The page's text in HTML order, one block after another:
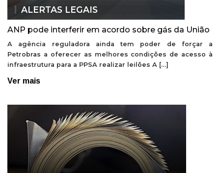
ALERTAS LEGAIS
ANP pode interferir em acordo sobre gás da União
A agência reguladora ainda tem poder de forçar a
Petrobras a oferecer as melhores condições de acesso à
infraestrutura para a PPSA realizar leilões A […]
Ver mais